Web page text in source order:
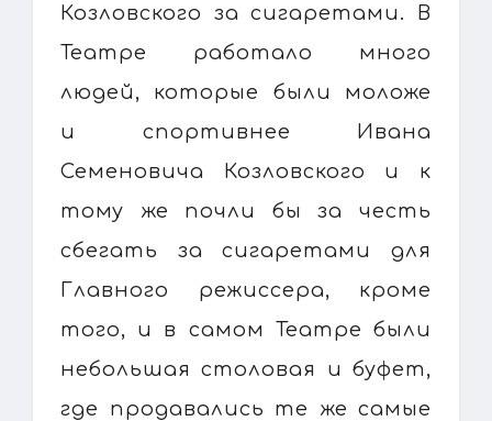
Козловского за сигаретами. В
Театре работало много
людей, которые были моложе
и спортивнее Ивана
Семеновича Козловского и к
тому же почли бы за честь
сбегать за сигаретами для
Главного режиссера, кроме
того, и в самом Театре были
небольшая столовая и буфет,
где продавались те же самые